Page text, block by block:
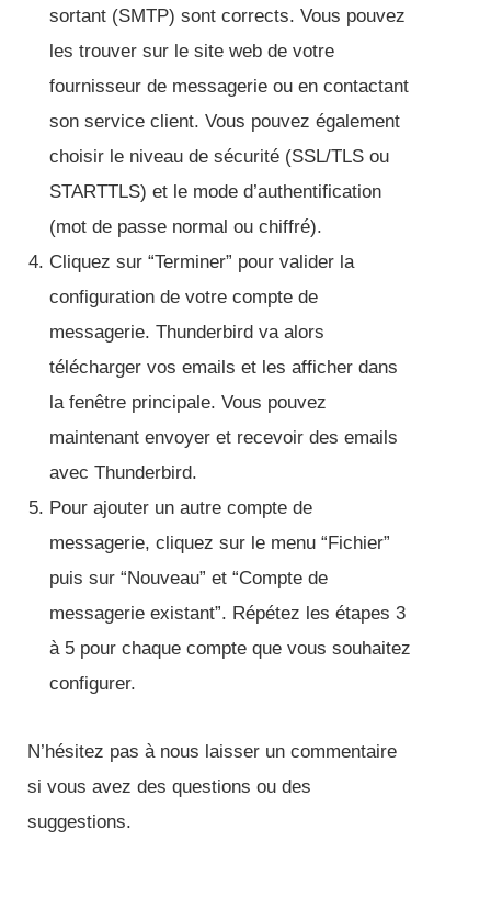
sortant (SMTP) sont corrects. Vous pouvez
les trouver sur le site web de votre
fournisseur de messagerie ou en contactant
son service client. Vous pouvez également
choisir le niveau de sécurité (SSL/TLS ou
STARTTLS) et le mode d’authentification
(mot de passe normal ou chiffré).
Cliquez sur “Terminer” pour valider la
configuration de votre compte de
messagerie. Thunderbird va alors
télécharger vos emails et les afficher dans
la fenêtre principale. Vous pouvez
maintenant envoyer et recevoir des emails
avec Thunderbird.
Pour ajouter un autre compte de
messagerie, cliquez sur le menu “Fichier”
puis sur “Nouveau” et “Compte de
messagerie existant”. Répétez les étapes 3
à 5 pour chaque compte que vous souhaitez
configurer.
N’hésitez pas à nous laisser un commentaire
si vous avez des questions ou des
suggestions.